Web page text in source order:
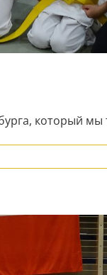
который мы